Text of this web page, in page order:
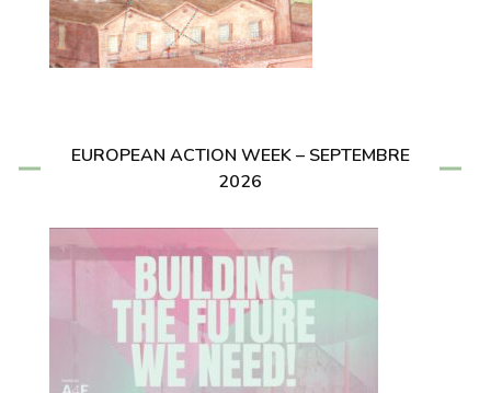
EUROPEAN ACTION WEEK – SEPTEMBRE
2026